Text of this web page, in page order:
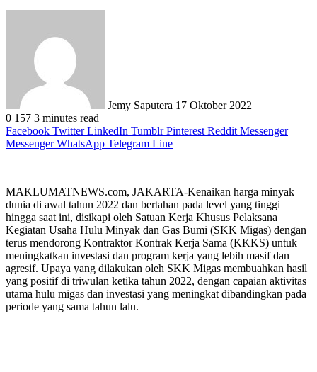
Jemy Saputera 17 Oktober 2022
0 157 3 minutes read
Facebook Twitter LinkedIn Tumblr Pinterest Reddit Messenger
Messenger WhatsApp Telegram Line
MAKLUMATNEWS.com, JAKARTA-Kenaikan harga minyak
dunia di awal tahun 2022 dan bertahan pada level yang tinggi
hingga saat ini, disikapi oleh Satuan Kerja Khusus Pelaksana
Kegiatan Usaha Hulu Minyak dan Gas Bumi (SKK Migas) dengan
terus mendorong Kontraktor Kontrak Kerja Sama (KKKS) untuk
meningkatkan investasi dan program kerja yang lebih masif dan
agresif. Upaya yang dilakukan oleh SKK Migas membuahkan hasil
yang positif di triwulan ketika tahun 2022, dengan capaian aktivitas
utama hulu migas dan investasi yang meningkat dibandingkan pada
periode yang sama tahun lalu.